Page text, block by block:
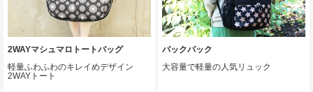
2WAYマシュマロトートバッグ
軽量ふわふわのキレイめデザイン
2WAYトート
バックパック
大容量で軽量の人気リュック